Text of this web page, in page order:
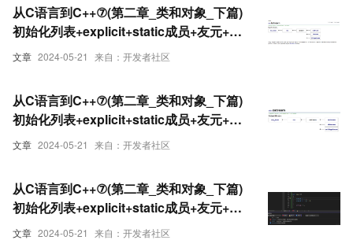
文章 2024-05-21 来自：开发者社区
从C语言到C++⑦(第二章_类和对象_下篇)
初始化列表+explicit+static成员+友元+内
部类+匿名对象（下）
文章 2024-05-21 来自：开发者社区
从C语言到C++⑦(第二章_类和对象_下篇)
初始化列表+explicit+static成员+友元+内
部类+匿名对象（中）
文章 2024-05-21 来自：开发者社区
从C语言到C++⑦(第二章_类和对象_下篇)
初始化列表+explicit+static成员+友元+内
部类+匿名对象（上）